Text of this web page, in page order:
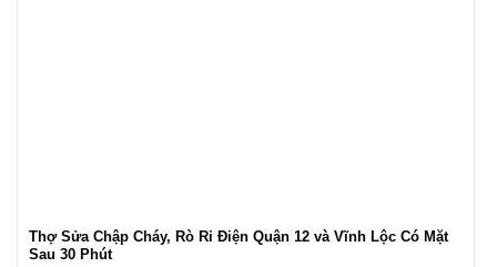
Thợ Sửa Chập Cháy, Rò Rỉ Điện Quận 12 và Vĩnh Lộc Có Mặt
Sau 30 Phút